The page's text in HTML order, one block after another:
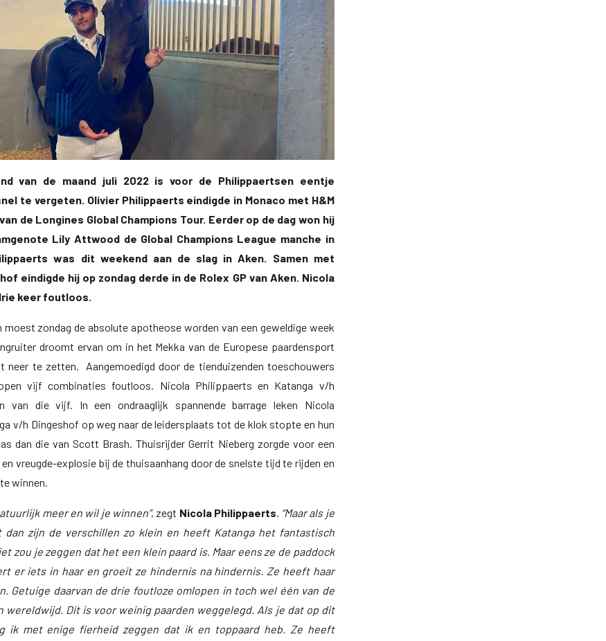
van de maand juli 2022 is voor de Philippaertsen eentje
te vergeten. Olivier Philippaerts eindigde in Monaco met H&M
de Longines Global Champions Tour. Eerder op de dag won hij
Lily Attwood de Global Champions League manche in
was dit weekend aan de slag in Aken. Samen met
eindigde hij op zondag derde in de Rolex GP van Aken. Nicola
keer foutloos.
moest zondag de absolute apotheose worden van een geweldige week
droomt ervan om in het Mekka van de Europese paardensport
neer te zetten. Aangemoedigd door de tienduizenden toeschouwers
vijf combinaties foutloos. Nicola Philippaerts en Katanga v/h
van die vijf. In een ondraaglijk spannende barrage leken Nicola
v/h Dingeshof op weg naar de leidersplaats tot de klok stopte en hun
dan die van Scott Brash. Thuisrijder Gerrit Nieberg zorgde voor een
vreugde-explosie bij de thuisaanhang door de snelste tijd te rijden en
winnen.
meer en wil je winnen”, zegt Nicola Philippaerts. “Maar als je
zijn de verschillen zo klein en heeft Katanga het fantastisch
zou je zeggen dat het een klein paard is. Maar eens ze de paddock
er iets in haar en groeit ze hindernis na hindernis. Ze heeft haar
Getuige daarvan de drie foutloze omlopen in toch wel één van de
Dit is voor weinig paarden weggelegd. Als je dat op dit
ik met enige fierheid zeggen dat ik en toppaard heb. Ze heeft